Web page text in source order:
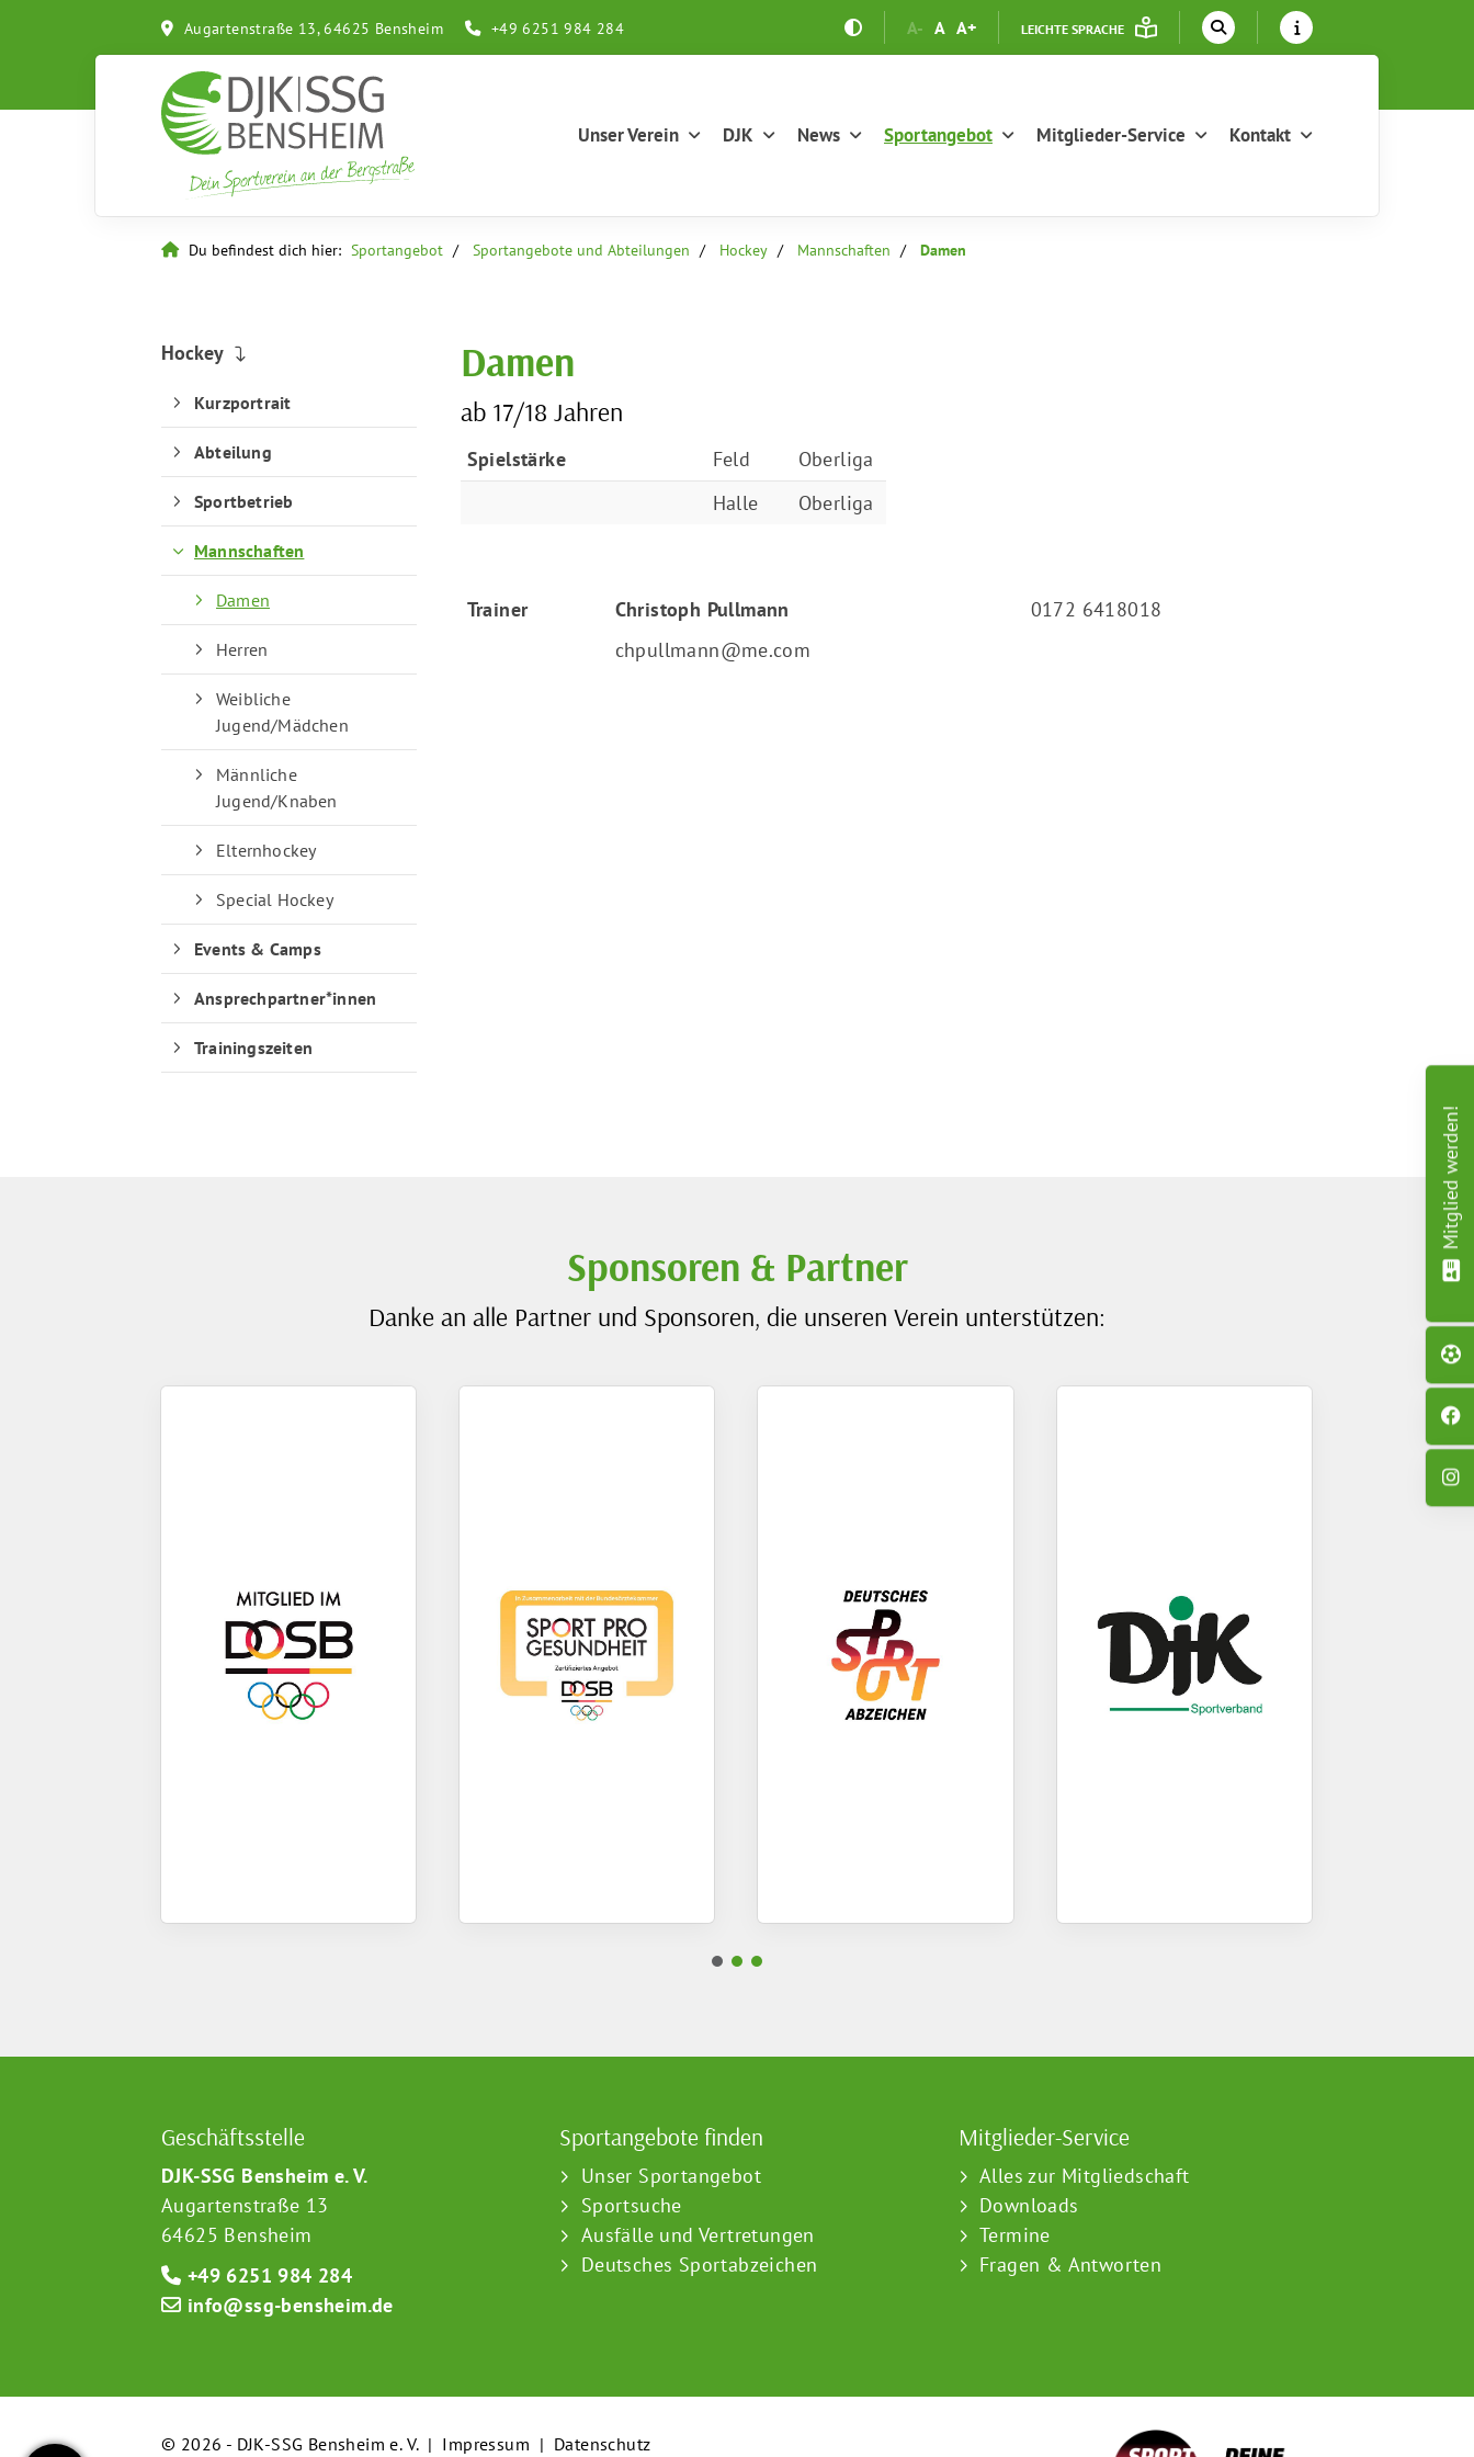
Augartenstraße 13, 64625 Bensheim +49 6251 984 284 A- A A+ LEICHTE SPRACHE
Unser Verein DJK News Sportangebot Mitglieder-Service Kontakt
Du befindest dich hier: Sportangebot Sportangebote und Abteilungen Hockey Mannschaften Damen
Damen
ab 17/18 Jahren
Spielstärke Feld
Oberliga
Halle
Oberliga
Trainer
Christoph Pullmann
chpullmann@me.com
0172 6418018
Hockey
Kurzportrait
Abteilung
Sportbetrieb
Mannschaften
Damen
Herren
Weibliche
Jugend/Mädchen
Männliche
Jugend/Knaben
Elternhockey
Special Hockey
Events & Camps
Ansprechpartner*innen
Trainingszeiten
Sponsoren & Partner
Danke an alle Partner und Sponsoren, die unseren Verein unterstützen:
Geschäftsstelle
DJK-SSG Bensheim e. V.
Augartenstraße 13
64625 Bensheim
+49 6251 984 284
info@ssg-bensheim.de
Sportangebote finden
Unser Sportangebot
Sportsuche
Ausfälle und Vertretungen
Deutsches Sportabzeichen
Mitglieder-Service
Alles zur Mitgliedschaft
Downloads
Termine
Fragen & Antworten
© 2026 - DJK-SSG Bensheim e. V. | Impressum | Datenschutz
Mitglied werden!
Quicklinks
Sportangebote finden
Unser Sportangebot
Sportsuche
Deutsches Sportabzeichen
Mitglieder-Service